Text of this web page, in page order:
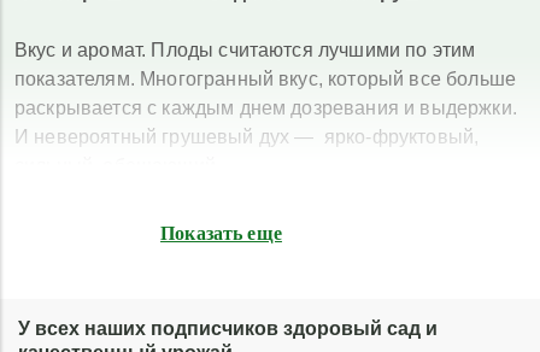
Вкус и аромат. Плоды считаются лучшими по этим
показателям. Многогранный вкус, который все больше
раскрывается с каждым днем дозревания и выдержки.
И невероятный грушевый дух — ярко-фруктовый,
варенье. Цукаты и наливки, сухофрукты и сахарные
себя совершенно по-разному. Но везде срывают массу
Показать еще
У всех наших подписчиков здоровый сад и